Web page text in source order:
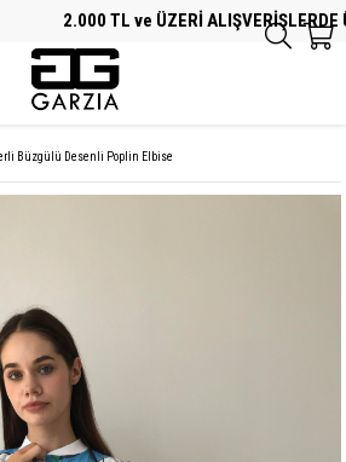
2.000 TL ve ÜZERİ ALIŞVERİŞLERDE
Büzgülü Desenli Poplin Elbise